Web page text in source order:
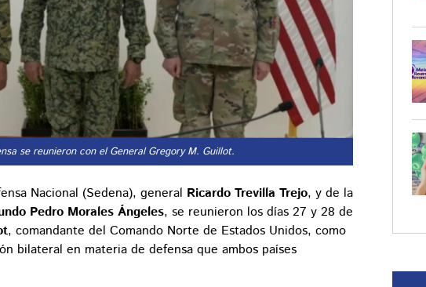
se reunieron con el General Gregory M. Guillot.
Nacional (Sedena), general Ricardo Trevilla Trejo, y de la
Pedro Morales Ángeles, se reunieron los días 27 y 28 de
, comandante del Comando Norte de Estados Unidos, como
bilateral en materia de defensa que ambos países